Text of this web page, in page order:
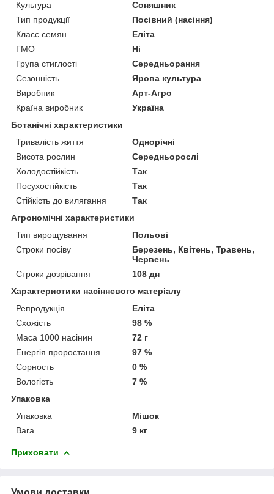
Культура
Соняшник
Тип продукції
Посівний (насіння)
Класс семян
Еліта
ГМО
Ні
Група стиглості
Середньорання
Сезонність
Ярова культура
Виробник
Арт-Агро
Країна виробник
Україна
Ботанічні характеристики
Тривалість життя
Однорічні
Висота рослин
Середньорослі
Холодостійкість
Так
Посухостійкість
Так
Стійкість до вилягання
Так
Агрономічні характеристики
Тип вирощування
Польові
Строки посіву
Березень, Квітень, Травень,
Червень
Строки дозрівання
108 дн
Характеристики насіннєвого матеріалу
Репродукція
Еліта
Схожість
98 %
Маса 1000 насінин
72 г
Енергія проростання
97 %
Сорность
0 %
Вологість
7 %
Упаковка
Упаковка
Мішок
Вага
9 кг
Приховати